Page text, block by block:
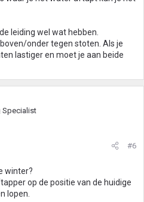
leiding wel wat hebben.
onder tegen stoten. Als je
lastiger en moet je aan beide
Specialist
#6
winter?
op de positie van de huidige
lopen.